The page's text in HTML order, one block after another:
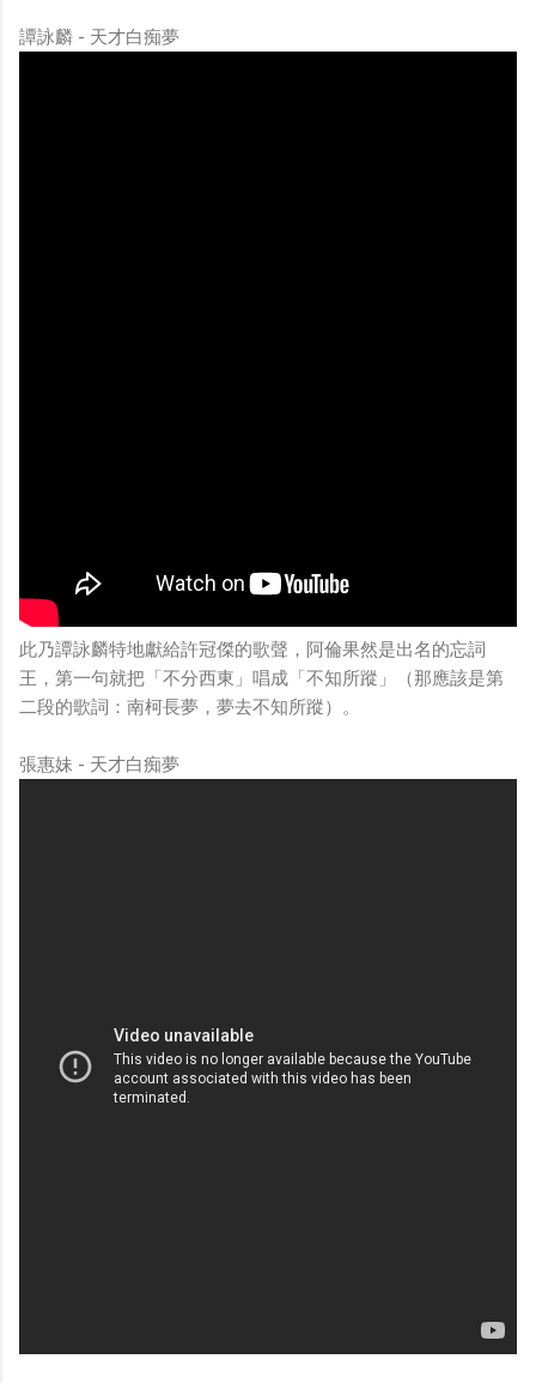
譚詠麟 - 天才白痴夢
此乃譚詠麟特地獻給許冠傑的歌聲，阿倫果然是出名的忘詞
王，第一句就把「不分西東」唱成「不知所蹤」（那應該是第
二段的歌詞：南柯長夢，夢去不知所蹤）。
張惠妹 - 天才白痴夢